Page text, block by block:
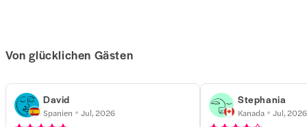
Von glücklichen Gästen
David
Spanien Jul, 2026
Stephania
Kanada Jul, 2026